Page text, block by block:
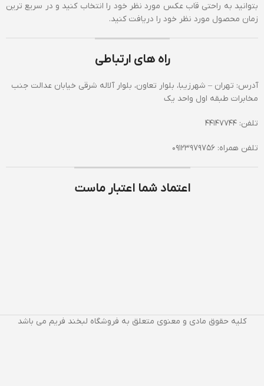
بتوانید به راحتی قاب عکس مورد نظر خود را انتخاب کنید و در سریع ترین
زمان محصول مورد نظر خود را دریافت کنید.
راه های ارتباطی
آدرس: تهران – شهرزیبا، بلوار تعاون، بلوار آلاله شرقی خیابان عدالت جنب
مخابرات طبقه اول واحد یک
تلفن: 44147744
تلفن همراه: 09123979756
اعتماد شما اعتبار ماست
کلیه حقوق مادی و معنوی متعلق به فروشگاه لبخند فریم می باشد